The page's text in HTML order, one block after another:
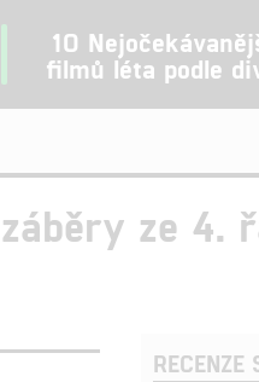
10
filmů léta podle
ze 4.
RECENZE